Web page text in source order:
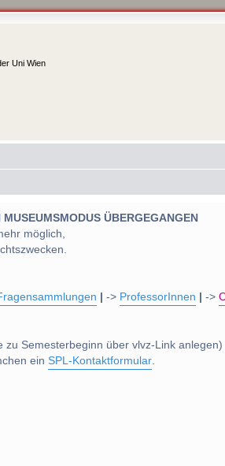
Uni Wien
ÜBERGEGANGEN
möglich,
-> ProfessorInnen ->
Semesterbeginn über vlvz-Link anlegen)
ein SPL-Kontaktformular.